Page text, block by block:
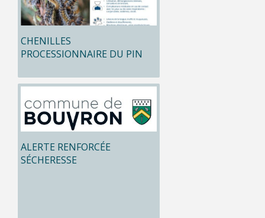
CHENILLES
PROCESSIONNAIRE DU PIN
ALERTE RENFORCÉE
SÉCHERESSE